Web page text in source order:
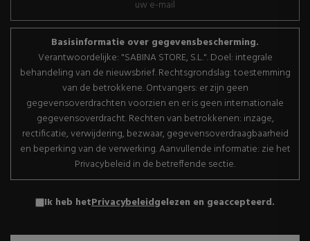
Basisinformatie over gegevensbescherming.
Verantwoordelijke: "SABINA STORE, S.L.". Doel: integrale
behandeling van de nieuwsbrief. Rechtsgrondslag: toestemming
van de betrokkene. Ontvangers: er zijn geen
gegevensoverdrachten voorzien en er is geen internationale
gegevensoverdracht. Rechten van betrokkenen: inzage,
rectificatie, verwijdering, bezwaar, gegevensoverdraagbaarheid
en beperking van de verwerking. Aanvullende informatie: zie het
Privacybeleid in de betreffende sectie.
Ik heb hetPrivacybeleidgelezen en geaccepteerd.